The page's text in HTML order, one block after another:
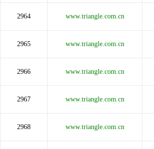
2964 www.triangle.com.cn
2965 www.triangle.com.cn
2966 www.triangle.com.cn
2967 www.triangle.com.cn
2968 www.triangle.com.cn